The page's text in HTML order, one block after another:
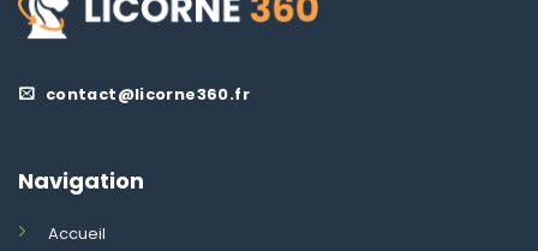
contact@licorne360.fr
Navigation
Accueil